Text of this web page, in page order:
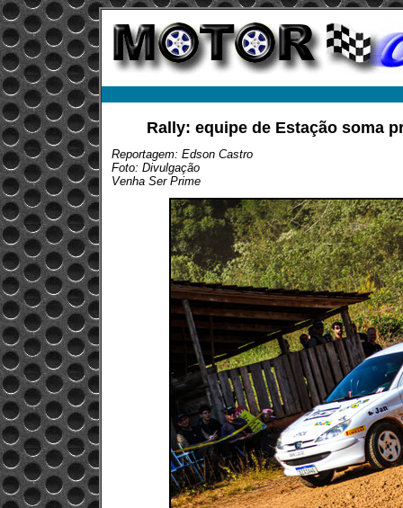
Rally: equipe de Estação soma
Reportagem: Edson Castro
Foto: Divulgação
Venha Ser Prime